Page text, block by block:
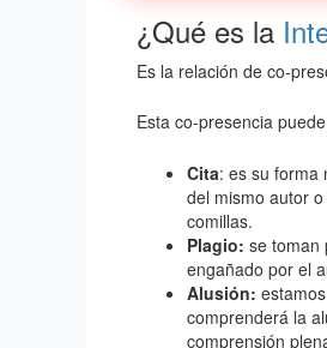
¿Qué es la
Es la relación de co-
Esta co-presencia
Cita: es su forma
del mismo autor
comillas.
Plagio: se toman
engañado por el
Alusión:
comprenderá la
comprensión